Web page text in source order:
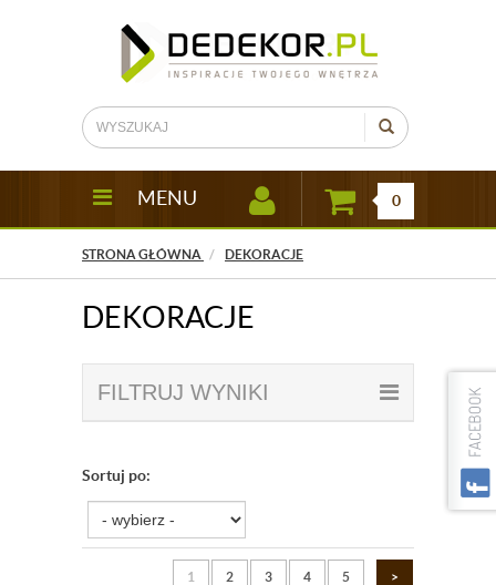
MENU 0
STRONA GŁÓWNA DEKORACJE
DEKORACJE
FILTRUJ WYNIKI
Sortuj po:
1 2 3 4 5 >